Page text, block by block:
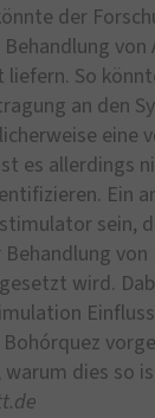
der
So
an den
eine
es allerdings
Ein
sein,
von
wird.
dies so